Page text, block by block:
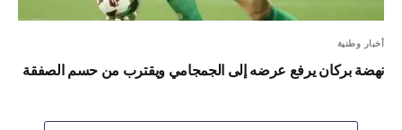
أخبار وطنية
نهضة بركان يرفع عرضه إلى الجمجامي ويقترب من حسم الصفقة